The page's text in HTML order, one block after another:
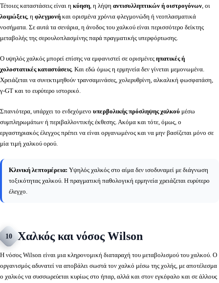
Τέτοιες καταστάσεις είναι η κύηση, η λήψη αντισυλληπτικών ή οιστρογόνων, οι
λοιμώξεις, η φλεγμονή και ορισμένα χρόνια φλεγμονώδη ή νεοπλασματικά
νοσήματα. Σε αυτά τα σενάρια, η άνοδος του χαλκού είναι περισσότερο δείκτης
μεταβολής της σερουλοπλασμίνης παρά πραγματικής υπερφόρτωσης.
Ο υψηλός χαλκός μπορεί επίσης να εμφανιστεί σε ορισμένες ηπατικές ή
χολοστατικές καταστάσεις. Και εδώ όμως η ερμηνεία δεν γίνεται μεμονωμένα.
Χρειάζεται να συνεκτιμηθούν τρανσαμινάσες, χολερυθρίνη, αλκαλική φωσφατάση,
γ-GT και το ευρύτερο ιστορικό.
Σπανιότερα, υπάρχει το ενδεχόμενο υπερβολικής πρόσληψης χαλκού μέσω
συμπληρωμάτων ή περιβαλλοντικής έκθεσης. Ακόμα και τότε, όμως, ο
εργαστηριακός έλεγχος πρέπει να είναι οργανωμένος και να μην βασίζεται μόνο σε
μία τιμή χαλκού ορού.
Κλινική λεπτομέρεια: Υψηλός χαλκός στο αίμα δεν ισοδυναμεί με διάγνωση
τοξικότητας χαλκού. Η πραγματική παθολογική ερμηνεία χρειάζεται ευρύτερο
έλεγχο.
10 Χαλκός και νόσος Wilson
Η νόσος Wilson είναι μια κληρονομική διαταραχή του μεταβολισμού του χαλκού. Ο
οργανισμός αδυνατεί να αποβάλει σωστά τον χαλκό μέσω της χολής, με αποτέλεσμα
ο χαλκός να συσσωρεύεται κυρίως στο ήπαρ, αλλά και στον εγκέφαλο και σε άλλους